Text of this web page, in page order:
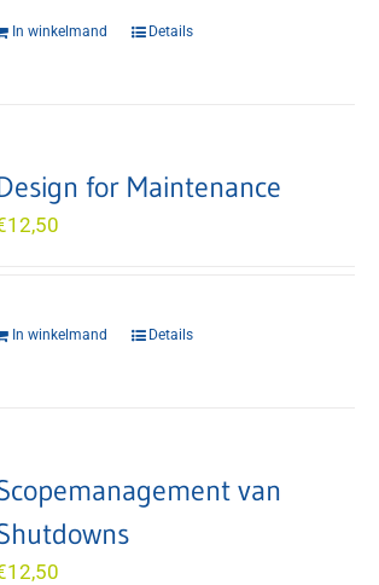
In winkelmand Details
for Maintenance
12,50
In winkelmand Details
van
12,50